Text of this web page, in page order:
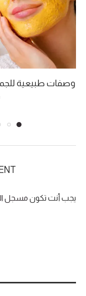
وصفات طبيعية
يجب أنت تكون مسجل